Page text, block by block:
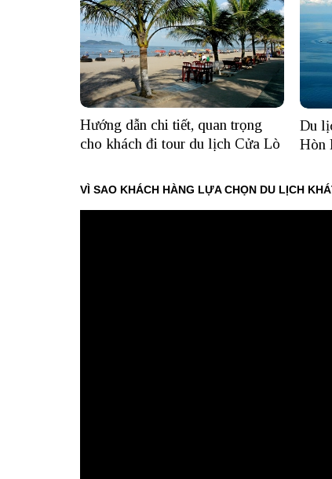
Hướng dẫn chi tiết, quan trọng
cho khách đi tour du lịch Cửa Lò
Du
Hòn
VÌ SAO KHÁCH HÀNG LỰA CHỌN DU LỊCH